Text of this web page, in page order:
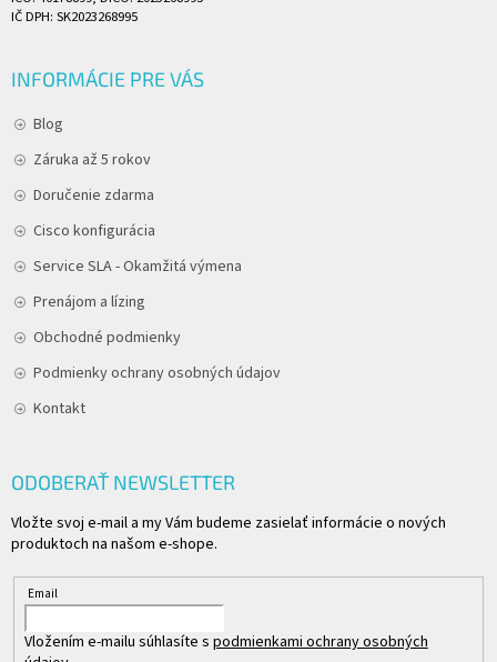
IČ DPH: SK2023268995
INFORMÁCIE PRE VÁS
Blog
Záruka až 5 rokov
Doručenie zdarma
Cisco konfigurácia
Service SLA - Okamžitá výmena
Prenájom a lízing
Obchodné podmienky
Podmienky ochrany osobných údajov
Kontakt
ODOBERAŤ NEWSLETTER
Vložte svoj e-mail a my Vám budeme zasielať informácie o nových
produktoch na našom e-shope.
Email
Vložením e-mailu súhlasíte s podmienkami ochrany osobných